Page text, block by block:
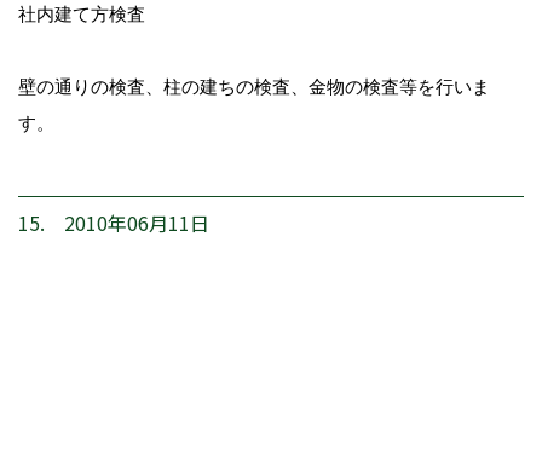
社内建て方検査
壁の通りの検査、柱の建ちの検査、金物の検査等を行いま
す。
15. 2010年06月11日